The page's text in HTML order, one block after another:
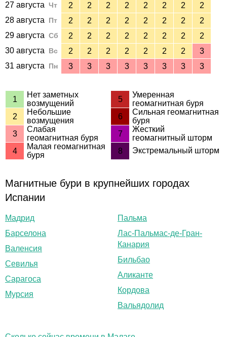
27 августа Чт 2 2 2 2 2 2 2
2
28 августа
Пт 2 2 2 2 2 2 2
2
29 августа Сб 2 2 2 2 2 2 2
2
30 августа
Вс 2 2 2 2 2 2 2
3
31 августа
Пн 3 3 3 3 3 3 3 3
1
Нет заметных
возмущений
5
Умеренная
геомагнитная буря
2
Небольшие
возмущения
6
Сильная геомагнитная
буря
3
Слабая
геомагнитная буря
7
Жесткий
геомагнитный шторм
4
Малая геомагнитная
буря
8 Экстремальный шторм
Магнитные бури в крупнейших городах
Испании
Мадрид
Барселона
Валенсия
Севилья
Сарагоса
Мурсия
Пальма
Лас-Пальмас-де-Гран-
Канария
Бильбао
Аликанте
Кордова
Вальядолид